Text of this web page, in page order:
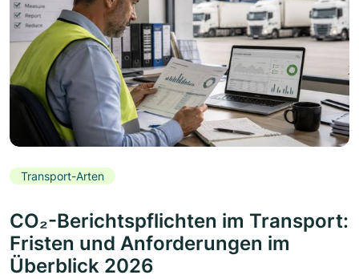
Transport-Arten
CO₂-Berichtspflichten im Transport:
Fristen und Anforderungen im
Überblick 2026